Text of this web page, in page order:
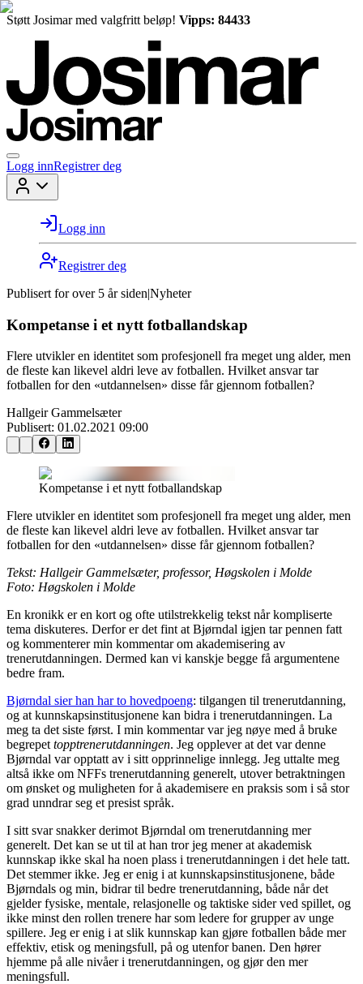
Støtt Josimar med valgfritt beløp! Vipps: 84433
Logg innRegistrer deg
Logg inn
Registrer deg
Publisert for over 5 år siden|Nyheter
Kompetanse i et nytt fotballandskap
Flere utvikler en identitet som profesjonell fra meget ung alder, men
de fleste kan likevel aldri leve av fotballen. Hvilket ansvar tar
fotballen for den «utdannelsen» disse får gjennom fotballen?
Hallgeir Gammelsæter
Publisert: 01.02.2021 09:00
Kompetanse i et nytt fotballandskap
Flere utvikler en identitet som profesjonell fra meget ung alder, men
de fleste kan likevel aldri leve av fotballen. Hvilket ansvar tar
fotballen for den «utdannelsen» disse får gjennom fotballen?
Tekst: Hallgeir Gammelsæter, professor, Høgskolen i Molde
Foto: Høgskolen i Molde
En kronikk er en kort og ofte utilstrekkelig tekst når kompliserte
tema diskuteres. Derfor er det fint at Bjørndal igjen tar pennen fatt
og kommenterer min kommentar om akademisering av
trenerutdanningen. Dermed kan vi kanskje begge få argumentene
bedre fram.
Bjørndal sier han har to hovedpoeng: tilgangen til trenerutdanning,
og at kunnskapsinstitusjonene kan bidra i trenerutdanningen. La
meg ta det siste først. I min kommentar var jeg nøye med å bruke
begrepet topptrenerutdanningen. Jeg opplever at det var denne
Bjørndal var opptatt av i sitt opprinnelige innlegg. Jeg uttalte meg
altså ikke om NFFs trenerutdanning generelt, utover betraktningen
om ønsket og muligheten for å akademisere en praksis som i så stor
grad unndrar seg et presist språk.
I sitt svar snakker derimot Bjørndal om trenerutdanning mer
generelt. Det kan se ut til at han tror jeg mener at akademisk
kunnskap ikke skal ha noen plass i trenerutdanningen i det hele tatt.
Det stemmer ikke. Jeg er enig i at kunnskapsinstitusjonene, både
Bjørndals og min, bidrar til bedre trenerutdanning, både når det
gjelder fysiske, mentale, relasjonelle og taktiske sider ved spillet, og
ikke minst den rollen trenere har som ledere for grupper av unge
spillere. Jeg er enig i at slik kunnskap kan gjøre fotballen både mer
effektiv, etisk og meningsfull, på og utenfor banen. Den hører
hjemme på alle nivåer i trenerutdanningen, og gjør den mer
meningsfull.